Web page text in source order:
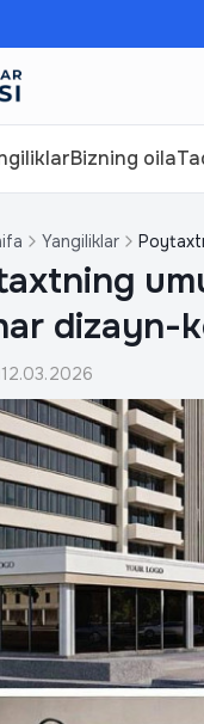
Bizning oila
Yangiliklar
dizayn-
12.03.2026